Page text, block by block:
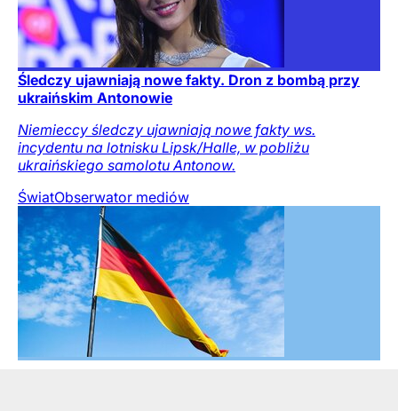
Śledczy ujawniają nowe fakty. Dron z bombą przy
ukraińskim Antonowie
Niemieccy śledczy ujawniają nowe fakty ws.
incydentu na lotnisku Lipsk/Halle, w pobliżu
ukraińskiego samolotu Antonow.
ŚwiatObserwator mediów